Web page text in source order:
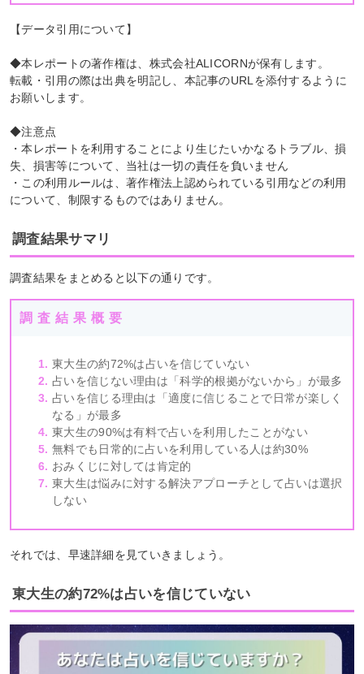
【データ引用について】
◆本レポートの著作権は、株式会社ALICORNが保有します。
転載・引用の際は出典を明記し、本記事のURLを添付するように
お願いします。
◆注意点
・本レポートを利用することにより生じたいかなるトラブル、損
失、損害等について、当社は一切の責任を負いません
・この利用ルールは、著作権法上認められている引用などの利用
について、制限するものではありません。
調査結果サマリ
調査結果をまとめると以下の通りです。
調査結果概要
東大生の約72%は占いを信じていない
占いを信じない理由は「科学的根拠がないから」が最多
占いを信じる理由は「適度に信じることで日常が楽しく
なる」が最多
東大生の90%は有料で占いを利用したことがない
無料でも日常的に占いを利用している人は約30%
おみくじに対しては肯定的
東大生は悩みに対する解決アプローチとして占いは選択
しない
それでは、早速詳細を見ていきましょう。
東大生の約72%は占いを信じていない